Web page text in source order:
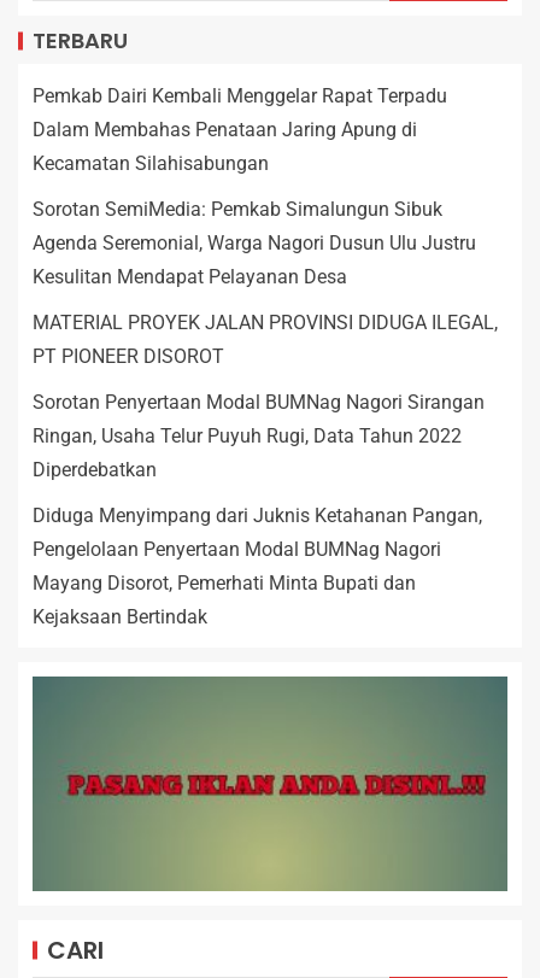
TERBARU
Pemkab Dairi Kembali Menggelar Rapat Terpadu
Dalam Membahas Penataan Jaring Apung di
Kecamatan Silahisabungan
Sorotan SemiMedia: Pemkab Simalungun Sibuk
Agenda Seremonial, Warga Nagori Dusun Ulu Justru
Kesulitan Mendapat Pelayanan Desa
MATERIAL PROYEK JALAN PROVINSI DIDUGA ILEGAL,
PT PIONEER DISOROT
Sorotan Penyertaan Modal BUMNag Nagori Sirangan
Ringan, Usaha Telur Puyuh Rugi, Data Tahun 2022
Diperdebatkan
Diduga Menyimpang dari Juknis Ketahanan Pangan,
Pengelolaan Penyertaan Modal BUMNag Nagori
Mayang Disorot, Pemerhati Minta Bupati dan
Kejaksaan Bertindak
CARI